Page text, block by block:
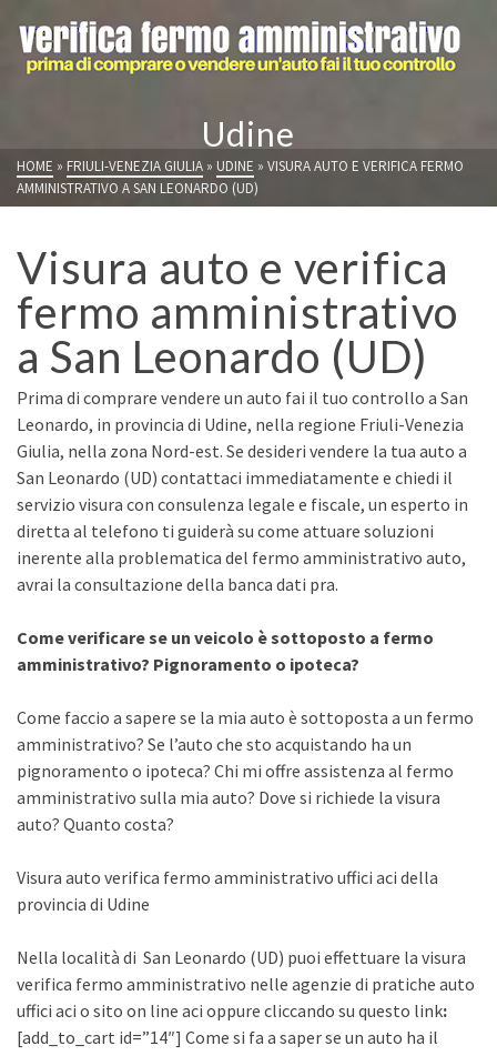
Udine
HOME » FRIULI-VENEZIA GIULIA » UDINE » VISURA AUTO E VERIFICA FERMO
AMMINISTRATIVO A SAN LEONARDO (UD)
Visura auto e verifica
fermo amministrativo
a San Leonardo (UD)
Prima di comprare vendere un auto fai il tuo controllo a San
Leonardo, in provincia di Udine, nella regione Friuli-Venezia
Giulia, nella zona Nord-est. Se desideri vendere la tua auto a
San Leonardo (UD) contattaci immediatamente e chiedi il
servizio visura con consulenza legale e fiscale, un esperto in
diretta al telefono ti guiderà su come attuare soluzioni
inerente alla problematica del fermo amministrativo auto,
avrai la consultazione della banca dati pra.
Come verificare se un veicolo è sottoposto a fermo
amministrativo? Pignoramento o ipoteca?
Come faccio a sapere se la mia auto è sottoposta a un fermo
amministrativo? Se l’auto che sto acquistando ha un
pignoramento o ipoteca? Chi mi offre assistenza al fermo
amministrativo sulla mia auto? Dove si richiede la visura
auto? Quanto costa?
Visura auto verifica fermo amministrativo uffici aci della
provincia di Udine
Nella località di San Leonardo (UD) puoi effettuare la visura
verifica fermo amministrativo nelle agenzie di pratiche auto
uffici aci o sito on line aci oppure cliccando su questo link:
[add_to_cart id=”14″] Come si fa a saper se un auto ha il